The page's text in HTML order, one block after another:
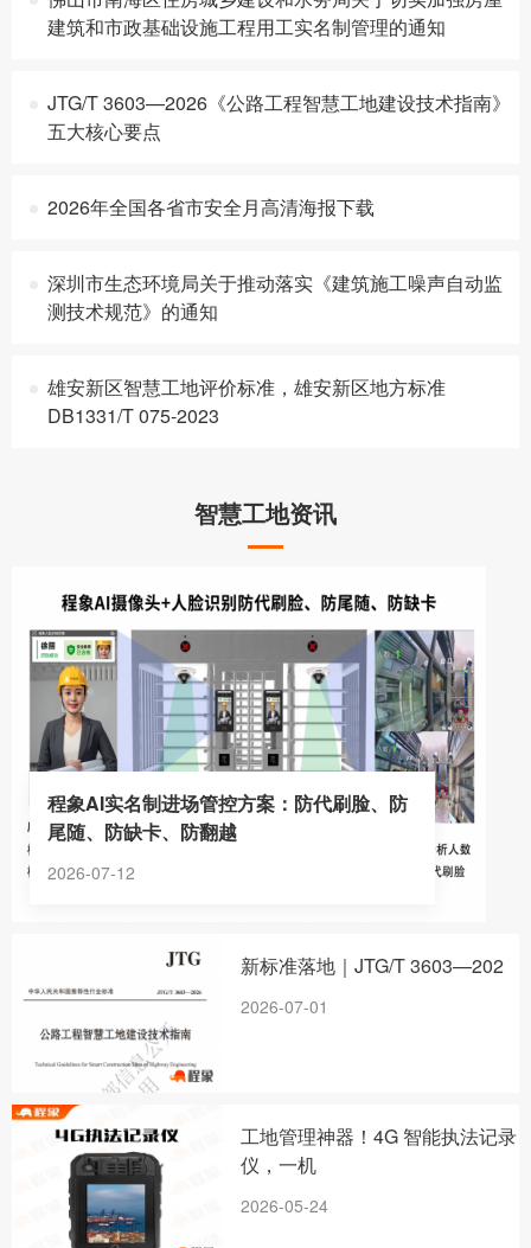
建筑和市政基础设施工程用工实名制管理的通知
JTG/T 3603—2026《公路工程智慧工地建设技术指南》
五大核心要点
2026年全国各省市安全月高清海报下载
深圳市生态环境局关于推动落实《建筑施工噪声自动监
测技术规范》的通知
雄安新区智慧工地评价标准，雄安新区地方标准
DB1331/T 075-2023
智慧工地资讯
程象AI实名制进场管控方案：防代刷脸、防
尾随、防缺卡、防翻越
2026-07-12
新标准落地｜JTG/T 3603—202
2026-07-01
工地管理神器！4G 智能执法记录
仪，一机
2026-05-24